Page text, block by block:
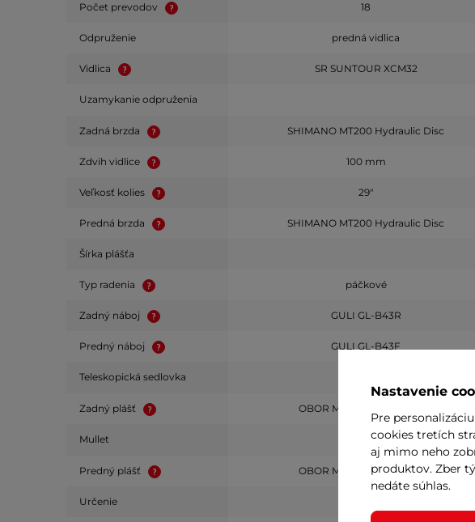
Počet prevodov 18
Odpruženie predná vidlica
Vidlica SR SUNTOUR XCM32
Uzamykanie odpruženia
Zadná brzda SHIMANO MT200 Hydraulic Disc
Zdvih vidlice 100 mm
Veľkosť kolies 29"
Predná brzda SHIMANO MT200 Hydraulic Disc
Šírka plášťa
Typ radenia páčkové
Zadný náboj GULI GL-B43R
Predný náboj GULI GL-B43F
Teleskopická sedlovka
Zadný plášť OBOR MIKE BEAR 29 X 2,25
Mullet
Predný plášť OBOR MIKE BEAR 29 X 2,25
Určenie
Nastavenie
Pre
cookies tretích
aj mimo neho
produktov. Zber
nedáte súhlas.